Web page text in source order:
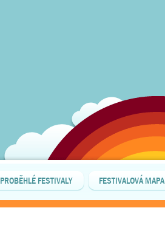
PROBĚHLÉ FESTIVALY FESTIVALOVÁ MAPA